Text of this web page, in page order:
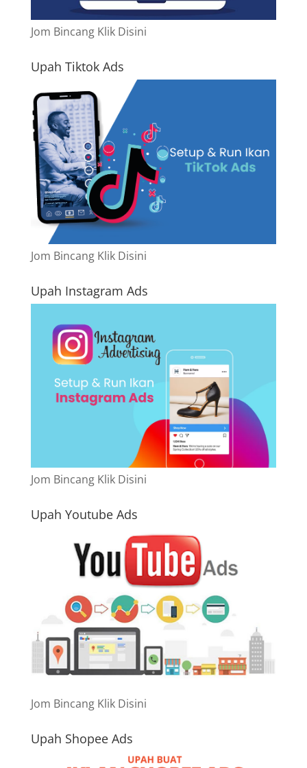
Jom Bincang Klik Disini
Upah Tiktok Ads
Jom Bincang Klik Disini
Upah Instagram Ads
Jom Bincang Klik Disini
Upah Youtube Ads
Jom Bincang Klik Disini
Upah Shopee Ads